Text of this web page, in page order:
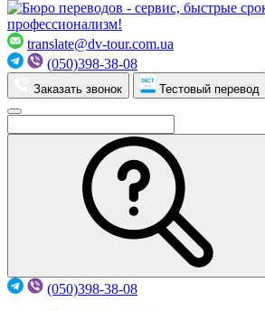
translate@dv-tour.com.ua
(050)398-38-08
Заказать звонок Тестовый перевод
(050)398-38-08